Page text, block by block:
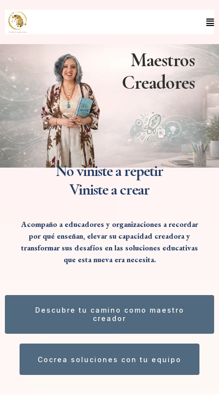
Maestros
Creadores
No viniste a repetir
Viniste a crear
Acompaño a educadores y organizaciones a recordar
por qué enseñan, elevar su capacidad creadora y
transformar sus desafíos en las soluciones educativas
que esta nueva era necesita.
Descubre tu camino como maestro
creador
Cocrea soluciones con tu equipo